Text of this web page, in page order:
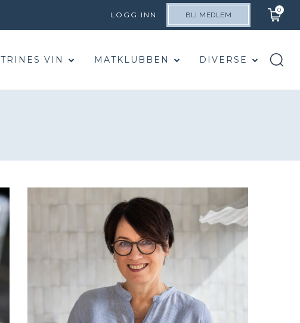
LOGG INN BLI MEDLEM
0
TRINES VIN MATKLUBBEN DIVERSE